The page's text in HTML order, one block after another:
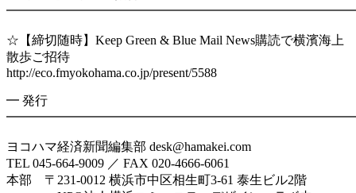
☆【締切随時】Keep Green & Blue Mail News購読で横濱海上
散歩ご招待
http://eco.fmyokohama.co.jp/present/5588
━ 発行
ヨコハマ経済新聞編集部 desk@hamakei.com
TEL 045-664-9009 ／ FAX 020-4666-6061
本部 〒231-0012 横浜市中区相生町3-61 泰生ビル2階